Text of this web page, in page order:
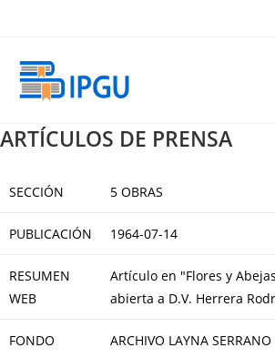
ARTÍCULOS DE PRENSA
SECCIÓN 5 OBRAS
PUBLICACIÓN 1964-07-14
RESUMEN
WEB
Artículo en "Flores y
abierta a D.V. Herrera
FONDO ARCHIVO LAYNA SERRANO